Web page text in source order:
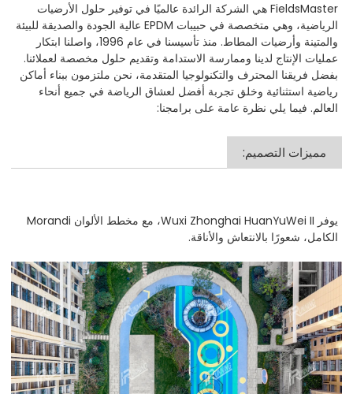
FieldsMaster هي الشركة الرائدة عالميًا في توفير حلول الأرضيات
الرياضية، وهي متخصصة في حبيبات EPDM عالية الجودة والصديقة للبيئة
والمتينة وأرضيات المطاط. منذ تأسيسنا في عام 1996، واصلنا ابتكار
عمليات الإنتاج لدينا وممارسة الاستدامة وتقديم حلول مخصصة لعملائنا.
بفضل فريقنا المحترف والتكنولوجيا المتقدمة، نحن ملتزمون ببناء أماكن
رياضية استثنائية وخلق تجربة أفضل لعشاق الرياضة في جميع أنحاء
العالم. فيما يلي نظرة عامة على برامجنا:
مميزات التصميم:
يوفر Wuxi Zhonghai HuanYuWei II، مع مخطط الألوان Morandi
الكامل، شعورًا بالانتعاش والأناقة.